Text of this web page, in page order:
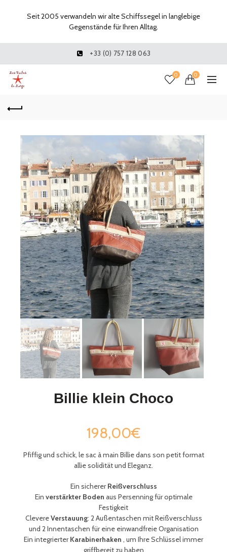
+33 (0) 757 128 063
0 0
Billie klein Choco
198,00€
Pfiffig und schick, le sac à main Billie dans son petit format
allie solidität und Eleganz.
Ein sichererReißverschluss
Ein verstärkter Boden aus Persenning für optimale
Festigkeit
ClevereVerstauung: 2 Außentaschen mit Reißverschluss
und 2 Innentaschen für eine einwandfreie Organisation
Ein integrierterKarabinerhaken , um Ihre Schlüssel immer
griffbereit zu haben
Seit 2005 verwandeln wir alte Schiffssegel in langlebige
Gegenstände für Ihren Alltag.